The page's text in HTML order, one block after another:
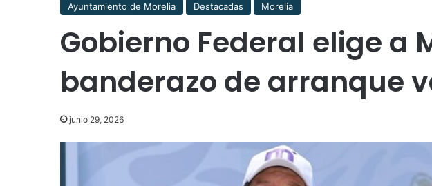
Ayuntamiento de Morelia Destacadas Morelia
Gobierno Federal elige a
banderazo de arranque
junio 29, 2026